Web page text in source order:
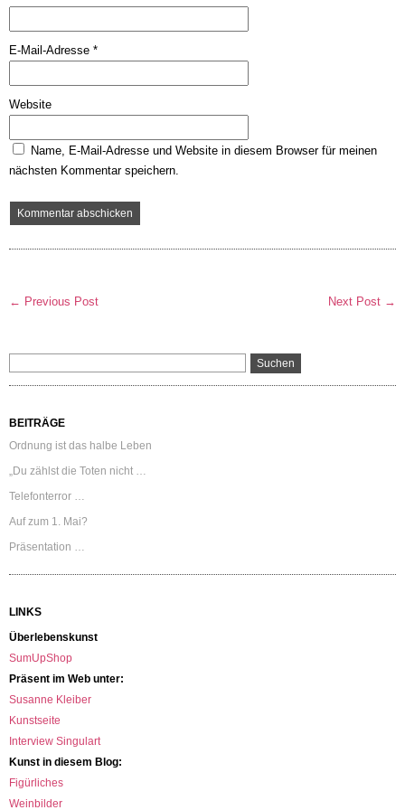
E-Mail-Adresse *
Website
Name, E-Mail-Adresse und Website in diesem Browser für meinen
nächsten Kommentar speichern.
← Previous Post Next Post →
BEITRÄGE
Ordnung ist das halbe Leben
„Du zählst die Toten nicht …
Telefonterror …
Auf zum 1. Mai?
Präsentation …
LINKS
Überlebenskunst
SumUpShop
Präsent im Web unter:
Susanne Kleiber
Kunstseite
Interview Singulart
Kunst in diesem Blog:
Figürliches
Weinbilder